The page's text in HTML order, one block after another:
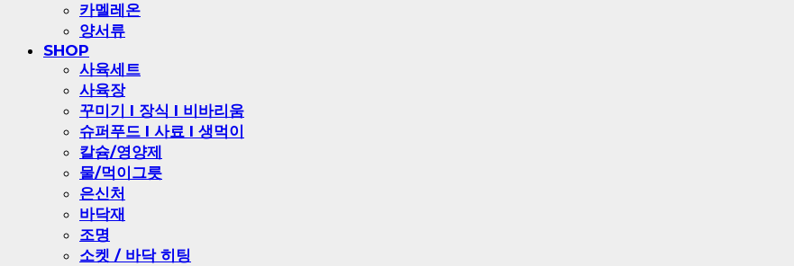
카멜레온
양서류
SHOP
사육세트
사육장
꾸미기 l 장식 l 비바리움
슈퍼푸드 l 사료 l 생먹이
칼슘/영양제
물/먹이그릇
은신처
바닥재
조명
소켓 / 바닥 히팅